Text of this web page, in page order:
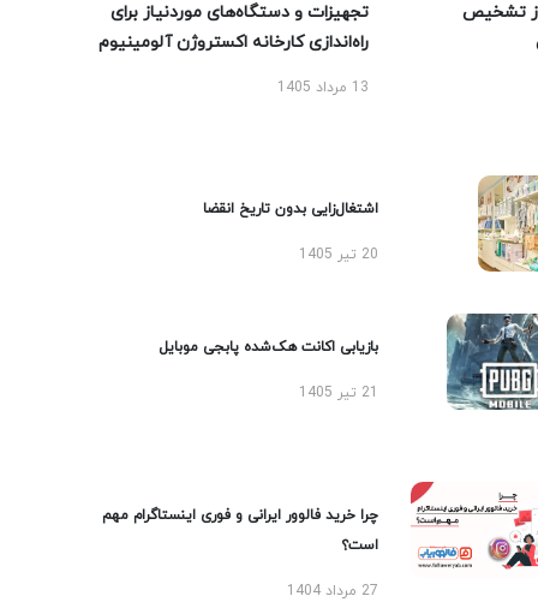
تشخیص
تجهیزات و دستگاه‌های موردنیاز برای
راه‌اندازی کارخانه اکستروژن آلومینیوم
13 مرداد 1405
اشتغال‌زایی بدون تاریخ انقضا
20 تیر 1405
بازیابی اکانت هک‌شده پابجی موبایل
چرا خرید فالوور ایرانی و فوری اینستاگرام مهم
است؟
27 مرداد 1404